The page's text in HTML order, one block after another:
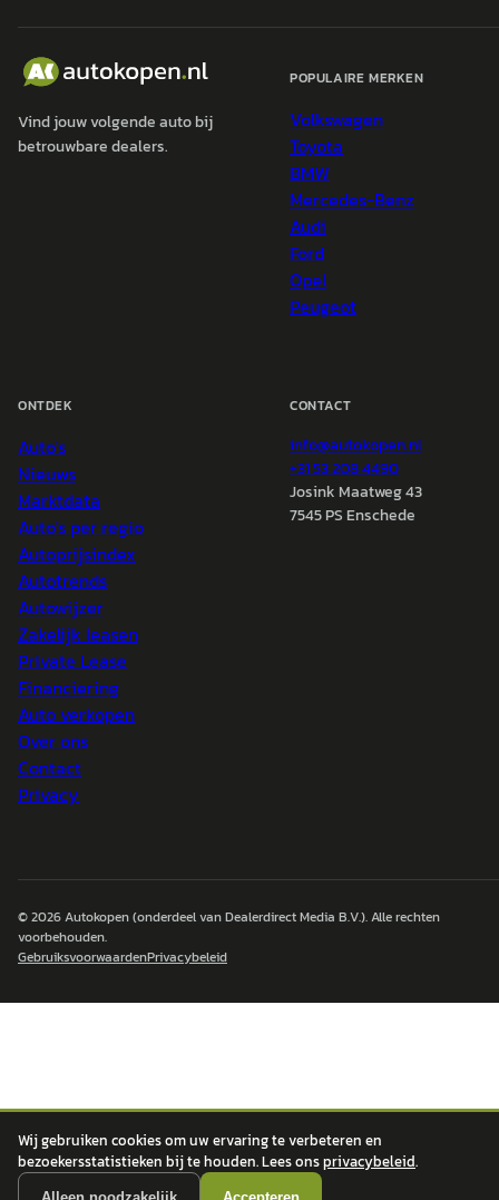
Wij gebruiken cookies om uw ervaring te verbeteren en
bezoekersstatistieken bij te houden. Lees onsprivacybeleid.
Alleen noodzakelijk Accepteren
Vind jouw volgende auto bij
betrouwbare dealers.
POPULAIRE MERKEN
Volkswagen
Toyota
BMW
Mercedes-Benz
Audi
Ford
Opel
Peugeot
ONTDEK
Auto's
Nieuws
Marktdata
Auto's per regio
Autoprijsindex
Autotrends
Autowijzer
Zakelijk leasen
Private Lease
Financiering
Auto verkopen
Over ons
Contact
Privacy
CONTACT
info@autokopen.nl
+31 53 208 4490
Josink Maatweg 43
7545 PS Enschede
© 2026Autokopen(onderdeel van Dealerdirect Media B.V.). Alle rechten
voorbehouden.
GebruiksvoorwaardenPrivacybeleid